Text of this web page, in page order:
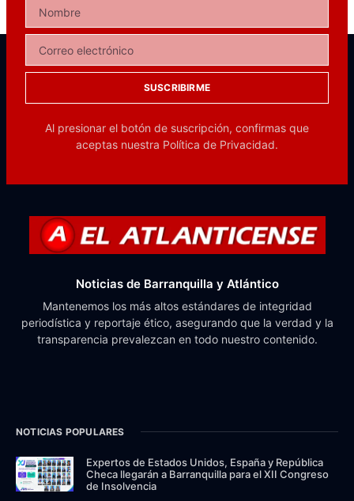
SUSCRIBIRME
Al presionar el botón de suscripción, confirmas que
aceptas nuestra Política de Privacidad.
Noticias de Barranquilla y Atlántico
Mantenemos los más altos estándares de integridad
periodística y reportaje ético, asegurando que la verdad y la
transparencia prevalezcan en todo nuestro contenido.
NOTICIAS POPULARES
Expertos de Estados Unidos, España y República
Checa llegarán a Barranquilla para el XII Congreso
de Insolvencia